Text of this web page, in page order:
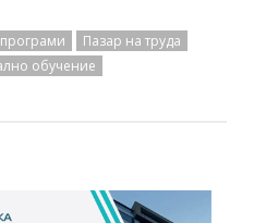
Пазар на труда
обучение